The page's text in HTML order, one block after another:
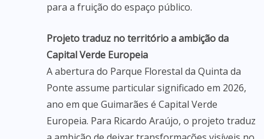
para a fruição do espaço público.
Projeto traduz no território a ambição da
Capital Verde Europeia
A abertura do Parque Florestal da Quinta da
Ponte assume particular significado em 2026,
ano em que Guimarães é Capital Verde
Europeia. Para Ricardo Araújo, o projeto traduz